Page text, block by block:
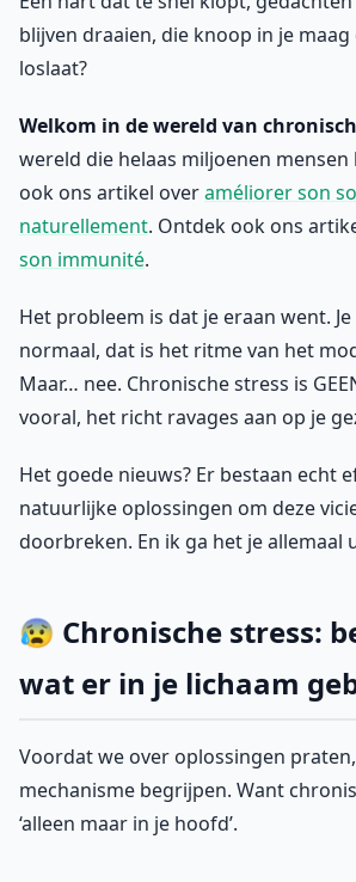
blijven draaien, die knoop in je
loslaat?
Welkom in de wereld van
wereld die helaas miljoenen
ook ons artikel overaméliorer son
naturellement. Ontdek ook ons
son immunité.
Het probleem is dat je eraan went.
normaal, dat is het ritme van het
Maar… nee. Chronische stress is
vooral, het richt ravages aan op je
Het goede nieuws? Er bestaan echt
natuurlijke oplossingen om deze
doorbreken. En ik ga het je allemaal
😰 Chronische stress:
wat er in je lichaam
Voordat we over oplossingen
mechanisme begrijpen. Want
‘alleen maar in je hoofd’.